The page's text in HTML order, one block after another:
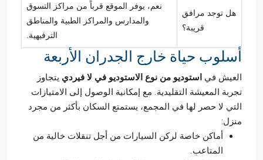
هل توجد مرافق
قريبة؟
نعم، يوفر الموقع قرباً من مراكز التسوق
والمدارس والمراكز الطبية والمناطق
الترفيهية.
أسلوب حياة خارج الجدران الأربعة
العيش في استوديو من نوع الاستوديو في لا فيردي يتجاوز
تجربة المعيشة التقليدية. مع إمكانية الوصول إلى الامتيازات
التي لا حصر لها في المجمع، يستمتع السكان بأكثر من مجرد
منزل:
أماكن خاصة لركن السيارات من أجل تنقلات خالية من
المتاعب.